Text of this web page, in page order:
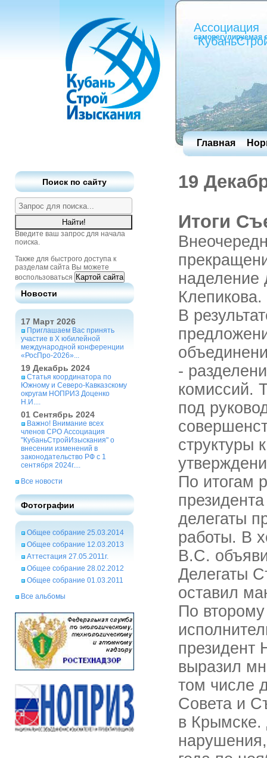
Ассоциация
саморегулируемая
Главная
Поиск по сайту
Введите ваш запрос для начала
поиска.
Также для быстрого доступа к
разделам сайта Вы можете
воспользоваться Картой сайта
Новости
17 Март 2026
Приглашаем Вас принять
участие в X юбилейной
международной конференции
«РосПро-2026»...
19 Декабрь 2024
Статья координатора по
Южному и Северо-Кавказскому
округам НОПРИЗ Доценко
Н.И....
01 Сентябрь 2024
Важно! Внимание всех
членов СРО Ассоциация
"КубаньСтройИзыскания" о
внесении изменений в
законодательство РФ с 1
сентября 2024г....
Все новости
Фотографии
Общее собрание 25.03.2014
Общее собрание 12.03.2013
Аттестация 27.05.2011г.
Общее собрание 28.02.2012
Общее собрание 01.03.2011
Все альбомы
19
Итоги
наделение
Клепикова.
В
-
комиссий.
под
структуры
По итогам
делегаты
работы. В
В.С.
Делегаты
оставил
По второму
президент
выразил
том числе
Совета и
в Крымске.